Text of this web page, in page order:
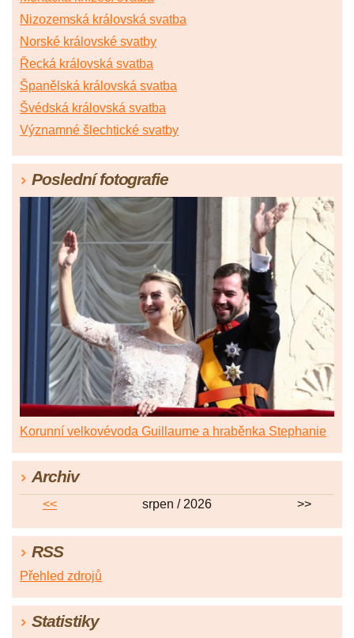
Nizozemská královská svatba
Norské královské svatby
Řecká královská svatba
Španělská královská svatba
Švédská královská svatba
Významné šlechtické svatby
Poslední fotografie
Korunní velkovévoda Guillaume a hraběnka Stephanie
Archiv
<< srpen / 2026 >>
RSS
Přehled zdrojů
Statistiky